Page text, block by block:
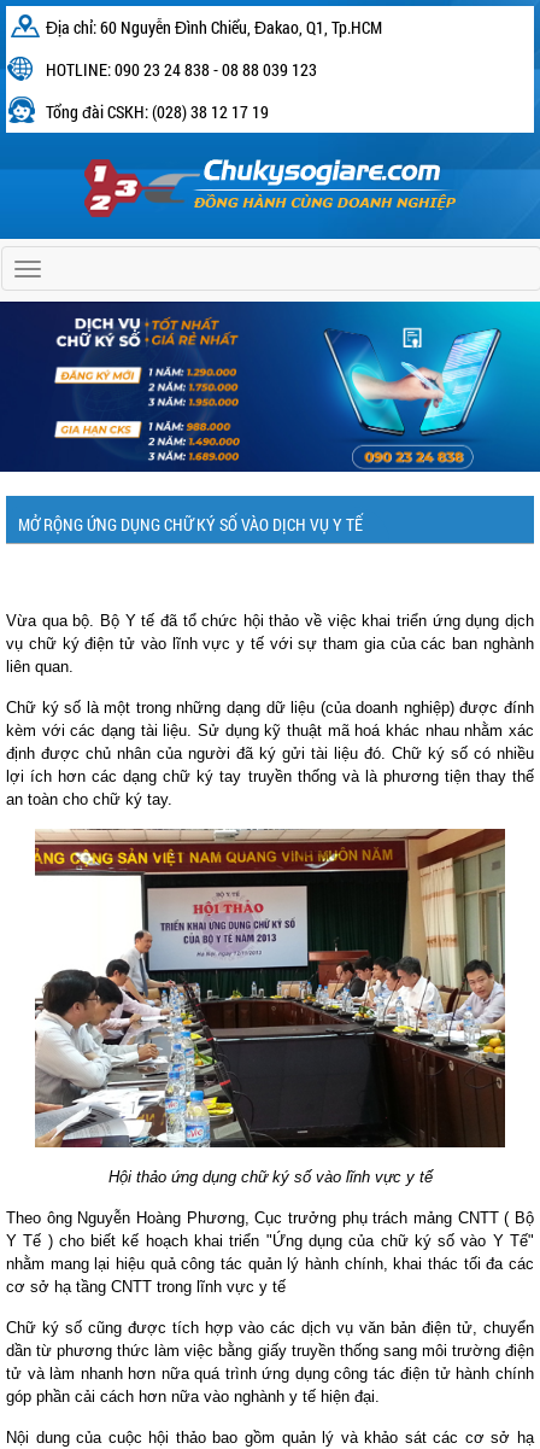
Địa chỉ: 60 Nguyễn Đình Chiểu, Đakao, Q1, Tp.HCM
HOTLINE: 090 23 24 838 - 08 88 039 123
Tổng đài CSKH: (028) 38 12 17 19
MỞ RỘNG ỨNG DỤNG CHỮ KÝ SỐ VÀO DỊCH VỤ Y TẾ
Vừa qua bộ. Bộ Y tế đã tổ chức hội thảo về việc khai triển ứng dụng dịch
vụ chữ ký điện tử vào lĩnh vực y tế với sự tham gia của các ban nghành
liên quan.
Chữ ký số là một trong những dạng dữ liệu (của doanh nghiệp) được đính
kèm với các dạng tài liệu. Sử dụng kỹ thuật mã hoá khác nhau nhằm xác
định được chủ nhân của người đã ký gửi tài liệu đó. Chữ ký số có nhiều
lợi ích hơn các dạng chữ ký tay truyền thống và là phương tiện thay thế
an toàn cho chữ ký tay.
Hội thảo ứng dụng chữ ký số vào lĩnh vực y tế
Theo ông Nguyễn Hoàng Phương, Cục trưởng phụ trách mảng CNTT ( Bộ
Y Tế ) cho biết kế hoạch khai triển "Ứng dụng của chữ ký số vào Y Tế"
nhằm mang lại hiệu quả công tác quản lý hành chính, khai thác tối đa các
cơ sở hạ tầng CNTT trong lĩnh vực y tế
Chữ ký số cũng được tích hợp vào các dịch vụ văn bản điện tử, chuyển
dần từ phương thức làm việc bằng giấy truyền thống sang môi trường điện
tử và làm nhanh hơn nữa quá trình ứng dụng công tác điện tử hành chính
góp phần cải cách hơn nữa vào nghành y tế hiện đại.
Nội dung của cuộc hội thảo bao gồm quản lý và khảo sát các cơ sở hạ